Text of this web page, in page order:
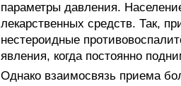
параметры давления.
лекарственных средств. Так,
нестероидные
явления, когда постоянно
Однако взаимосвязь приема